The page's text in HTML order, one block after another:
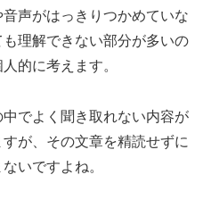
声がはっきりつかめていな
理解できない部分が多いの
的に考えます。
でよく聞き取れない内容が
が、その文章を精読せずに
いですよね。